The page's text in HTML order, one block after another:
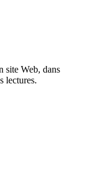
site Web, dans
lectures.